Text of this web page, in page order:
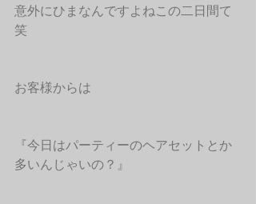
意外にひまなんですよねこの二日間て
笑
お客様からは
『今日はパーティーのヘアセットとか
多いんじゃいの？』